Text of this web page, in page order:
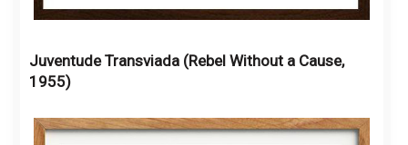
Juventude Transviada (Rebel Without a Cause,
1955)